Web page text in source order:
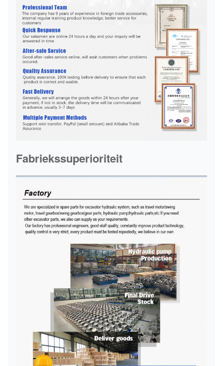
Fabriekssuperioriteit